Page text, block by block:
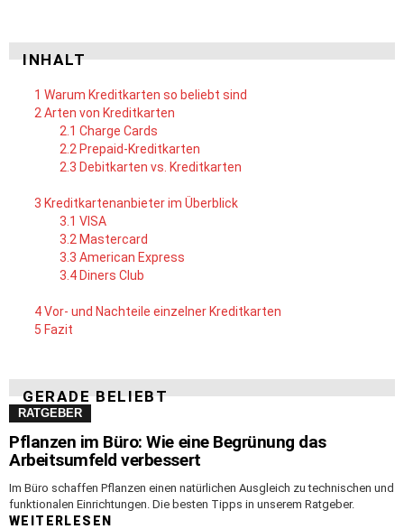
INHALT
1 Warum Kreditkarten so beliebt sind
2 Arten von Kreditkarten
2.1 Charge Cards
2.2 Prepaid-Kreditkarten
2.3 Debitkarten vs. Kreditkarten
3 Kreditkartenanbieter im Überblick
3.1 VISA
3.2 Mastercard
3.3 American Express
3.4 Diners Club
4Vor- und Nachteile einzelner Kreditkarten
5 Fazit
GERADE BELIEBT
RATGEBER
Pflanzen im Büro: Wie eine Begrünung das
Arbeitsumfeld verbessert
Im Büro schaffen Pflanzen einen natürlichen Ausgleich zu technischen und
funktionalen Einrichtungen. Die besten Tipps in unserem Ratgeber.
WEITERLESEN